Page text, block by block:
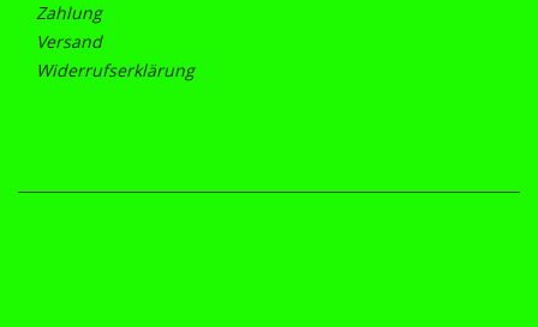
Zahlung
Versand
Widerrufserklärung